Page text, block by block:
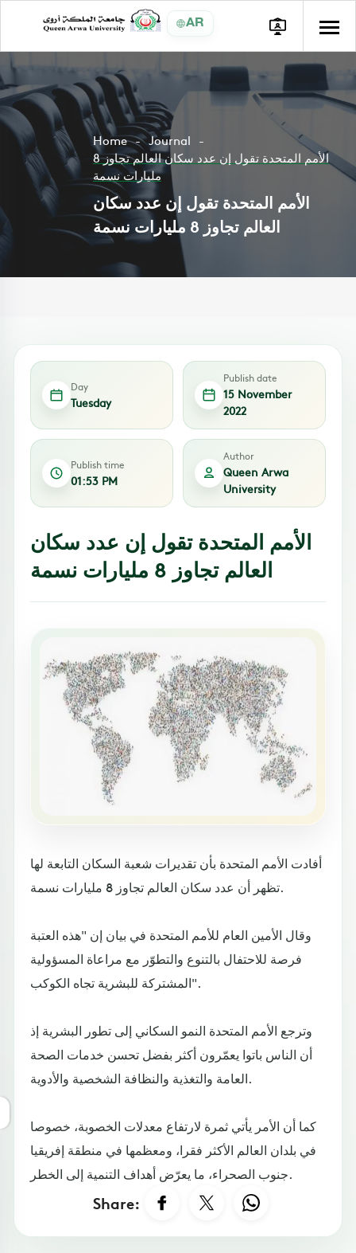
AR
Home
Journal
الأمم المتحدة تقول إن عدد سكان العالم تجاوز 8
مليارات نسمة
الأمم المتحدة تقول إن عدد سكان
العالم تجاوز 8 مليارات نسمة
Day
Tuesday
Publish date
15 November
2022
Publish time
01:53 PM
Author
Queen Arwa
University
الأمم المتحدة تقول إن عدد سكان
العالم تجاوز 8 مليارات نسمة
أفادت الأمم المتحدة بأن تقديرات شعبة السكان التابعة لها
تظهر أن عدد سكان العالم تجاوز 8 مليارات نسمة.
وقال الأمين العام للأمم المتحدة في بيان إن "هذه العتبة
فرصة للاحتفال بالتنوع والتطوّر مع مراعاة المسؤولية
المشتركة للبشرية تجاه الكوكب".
وترجع الأمم المتحدة النمو السكاني إلى تطور البشرية إذ
أن الناس باتوا يعمّرون أكثر بفضل تحسن خدمات الصحة
العامة والتغذية والنظافة الشخصية والأدوية.
كما أن الأمر يأتي ثمرة لارتفاع معدلات الخصوبة، خصوصا
في بلدان العالم الأكثر فقرا، ومعظمها في منطقة إفريقيا
جنوب الصحراء، ما يعرّض أهداف التنمية إلى الخطر.
Share: